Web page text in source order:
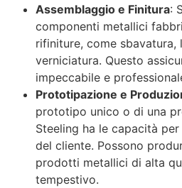
Assemblaggio e Finitura:
componenti metallici
rifiniture, come sbavatura,
verniciatura. Questo
impeccabile e
Prototipazione e
prototipo unico o di una
Steeling ha le capacità
del cliente. Possono
prodotti metallici di alta
tempestivo.